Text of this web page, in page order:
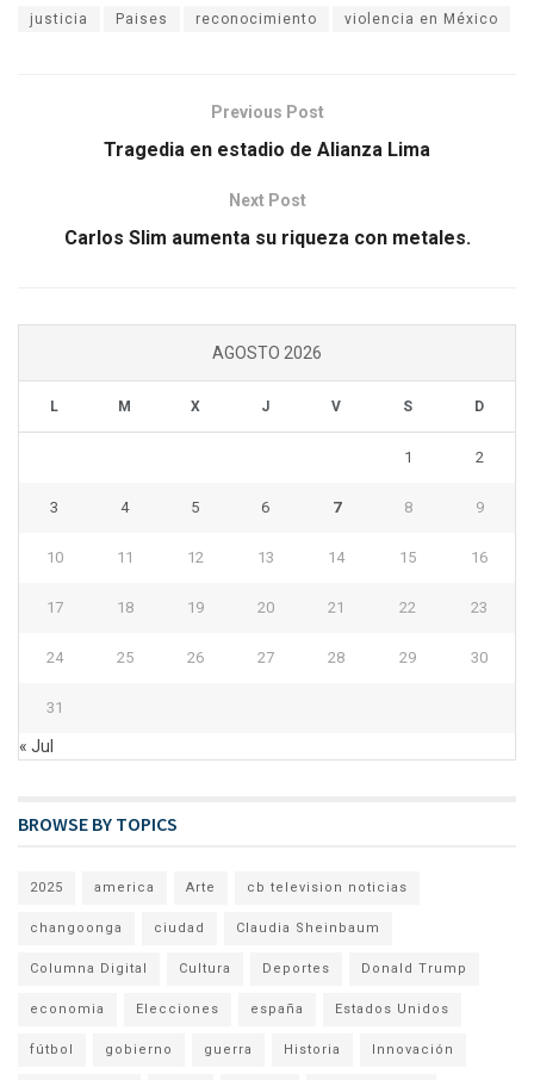
justicia Paises reconocimiento violencia en México
Previous Post
Tragedia en estadio de Alianza Lima
Next Post
Carlos Slim aumenta su riqueza con metales.
AGOSTO 2026
L M X J V S D
1 2
3 4 5 6 7 8 9
10 11 12 13 14 15 16
17 18 19 20 21 22 23
24 25 26 27 28 29 30
31
« Jul
BROWSE BY TOPICS
2025 america Arte cb television noticias
changoonga ciudad Claudia Sheinbaum
Columna Digital Cultura Deportes Donald Trump
economia Elecciones españa Estados Unidos
fútbol gobierno guerra Historia Innovación